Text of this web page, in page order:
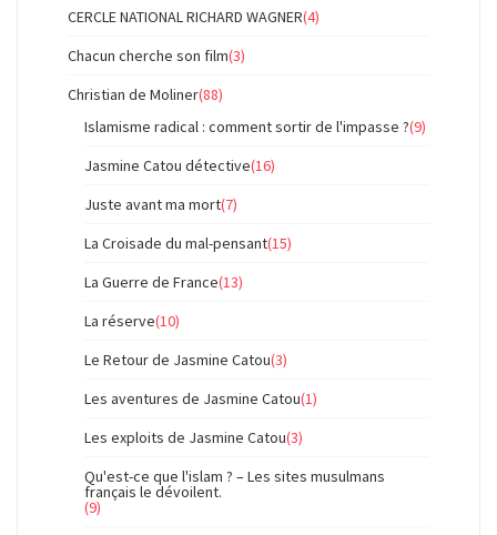
CERCLE NATIONAL RICHARD WAGNER(4)
Chacun cherche son film(3)
Christian de Moliner(88)
Islamisme radical : comment sortir de l'impasse ?(9)
Jasmine Catou détective(16)
Juste avant ma mort(7)
La Croisade du mal-pensant(15)
La Guerre de France(13)
La réserve(10)
Le Retour de Jasmine Catou(3)
Les aventures de Jasmine Catou(1)
Les exploits de Jasmine Catou(3)
Qu'est-ce que l'islam ? – Les sites musulmans
français le dévoilent.
(9)